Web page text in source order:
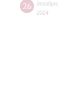
26 декабря
2024